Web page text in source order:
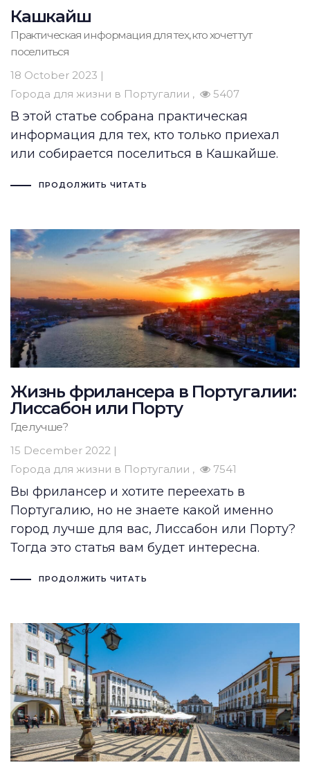
Кашкайш
Практическая информация для тех, кто хочет тут
поселиться
18 October 2023 |
Города для жизни в Португалии
5407
В этой статье собрана практическая
информация для тех, кто только приехал
или собирается поселиться в Кашкайше.
ПРОДОЛЖИТЬ ЧИТАТЬ
Жизнь фрилансера в Португалии:
Лиссабон или Порту
Где лучше?
15 December 2022 |
Города для жизни в Португалии
7541
Вы фрилансер и хотите переехать в
Португалию, но не знаете какой именно
город лучше для вас, Лиссабон или Порту?
Тогда это статья вам будет интересна.
ПРОДОЛЖИТЬ ЧИТАТЬ